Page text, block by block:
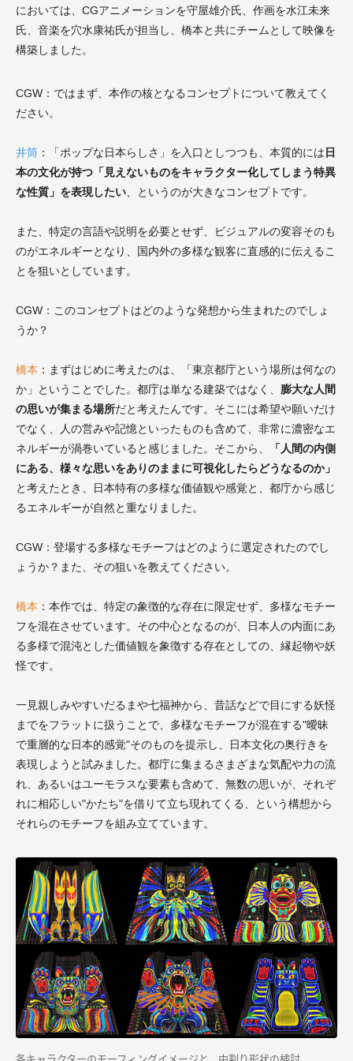
においては、CGアニメーションを守屋雄介氏、作画を水江未来
氏、音楽を穴水康祐氏が担当し、橋本と共にチームとして映像を
構築しました。
CGW：ではまず、本作の核となるコンセプトについて教えてく
ださい。
井筒 ：「ポップな日本らしさ」を入口としつつも、本質的には日
本の文化が持つ「見えないものをキャラクター化してしまう特異
な性質」を表現したい 、というのが大きなコンセプトです。
また、特定の言語や説明を必要とせず、ビジュアルの変容そのも
のがエネルギーとなり、国内外の多様な観客に直感的に伝えるこ
とを狙いとしています。
CGW：このコンセプトはどのような発想から生まれたのでしょ
うか？
橋本 ：まずはじめに考えたのは、「東京都庁という場所は何なの
か」ということでした。都庁は単なる建築ではなく、 膨大な人間
の思いが集まる場所だと考えたんです。そこには希望や願いだけ
でなく、人の営みや記憶といったものも含めて、非常に濃密なエ
ネルギーが渦巻いていると感じました。そこから、
「人間の内側
にある、様々な思いをありのままに可視化したらどうなるのか」
と考えたとき、日本特有の多様な価値観や感覚と、都庁から感じ
るエネルギーが自然と重なりました。
CGW：登場する多様なモチーフはどのように選定されたのでし
ょうか？また、その狙いを教えてください。
橋本 ：本作では、特定の象徴的な存在に限定せず、多様なモチー
フを混在させています。その中心となるのが、日本人の内面にあ
る多様で混沌とした価値観を象徴する存在としての、縁起物や妖
怪です。
一見親しみやすいだるまや七福神から、昔話などで目にする妖怪
までをフラットに扱うことで、多様なモチーフが混在する"曖昧
で重層的な日本的感覚"そのものを提示し、日本文化の奥行きを
表現しようと試みました。都庁に集まるさまざまな気配や力の流
れ、あるいはユーモラスな要素も含めて、無数の思いが、それぞ
れに相応しい"かたち"を借りて立ち現れてくる、という構想から
それらのモチーフを組み立てています。